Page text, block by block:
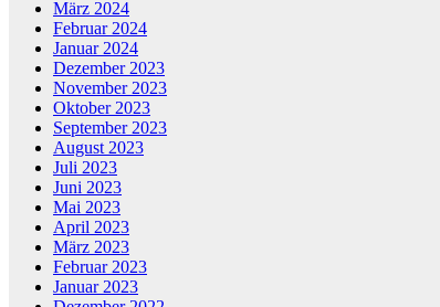
März 2024
Februar 2024
Januar 2024
Dezember 2023
November 2023
Oktober 2023
September 2023
August 2023
Juli 2023
Juni 2023
Mai 2023
April 2023
März 2023
Februar 2023
Januar 2023